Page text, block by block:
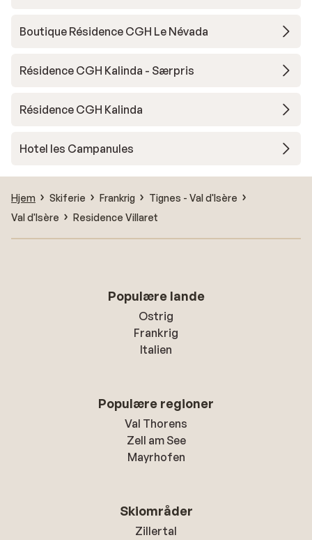
Boutique Résidence CGH Le Névada
Résidence CGH Kalinda - Særpris
Résidence CGH Kalinda
Hotel les Campanules
Hjem Skiferie Frankrig
Tignes - Val d'Isère
Val d'Isère
Residence Villaret
Populære lande
Ostrig
Frankrig
Italien
Populære regioner
Val Thorens
Zell am See
Mayrhofen
Skiområder
Zillertal